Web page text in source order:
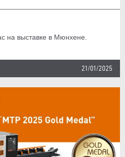
на выставке в Мюнхене.
21/01/2025